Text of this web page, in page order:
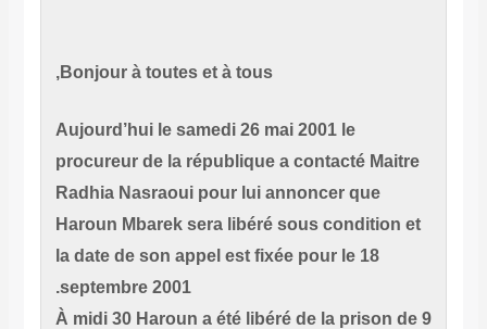
Bonjour à toutes et à tous,
Aujourd’hui le samedi 26 mai 2001 le
procureur de la république a contacté
Radhia Nasraoui pour lui annoncer que
Haroun Mbarek sera libéré sous
la date de son appel est fixée pour le 18
septembre 2001.
À midi 30 Haroun a été libéré de la prison